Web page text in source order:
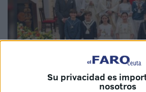
Su privacidad es
nosotros